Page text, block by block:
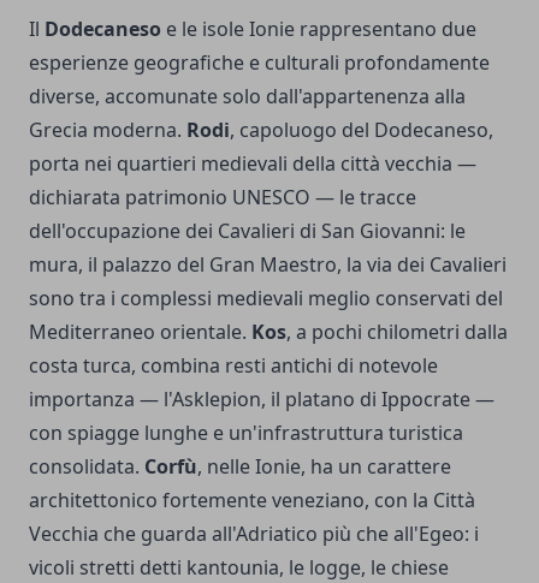
Il Dodecaneso e le isole Ionie rappresentano due
esperienze geografiche e culturali profondamente
diverse, accomunate solo dall'appartenenza alla
Grecia moderna. Rodi, capoluogo del Dodecaneso,
porta nei quartieri medievali della città vecchia —
dichiarata patrimonio UNESCO — le tracce
dell'occupazione dei Cavalieri di San Giovanni: le
mura, il palazzo del Gran Maestro, la via dei Cavalieri
sono tra i complessi medievali meglio conservati del
Mediterraneo orientale. Kos, a pochi chilometri dalla
costa turca, combina resti antichi di notevole
importanza — l'Asklepion, il platano di Ippocrate —
con spiagge lunghe e un'infrastruttura turistica
consolidata. Corfù, nelle Ionie, ha un carattere
architettonico fortemente veneziano, con la Città
Vecchia che guarda all'Adriatico più che all'Egeo: i
vicoli stretti detti kantounia, le logge, le chiese